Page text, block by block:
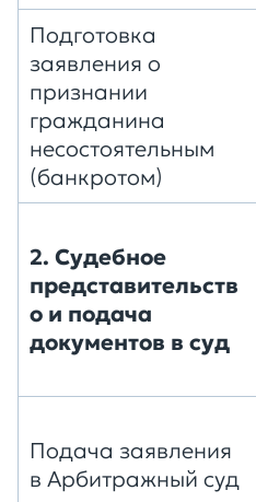
Подготовка
заявления о
признании
гражданина
несостоятельным
(банкротом)
2. Судебное
представительств
о и подача
документов в суд
Подача заявления
в Арбитражный суд